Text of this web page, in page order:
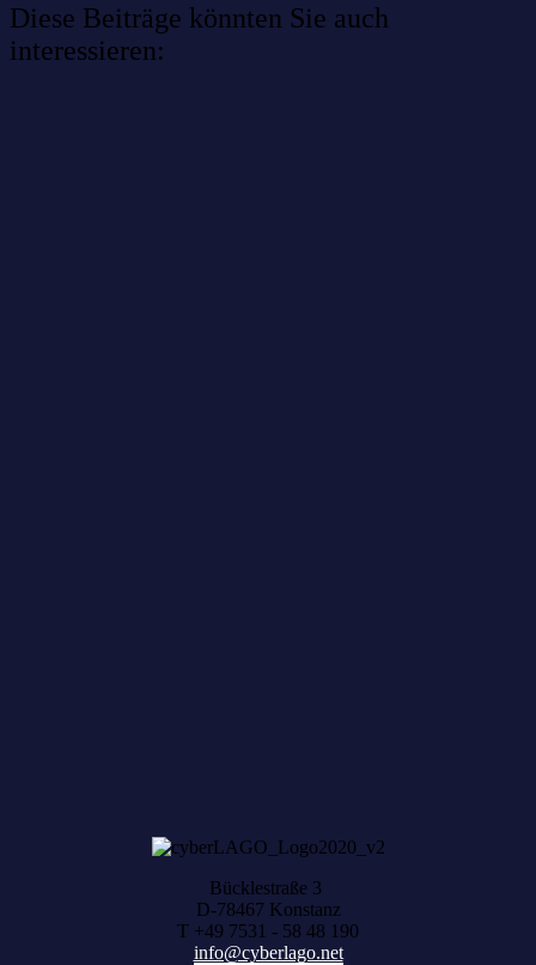
Diese Beiträge könnten Sie auch
interessieren:
Bücklestraße 3
D-78467 Konstanz
T +49 7531 - 58 48 190
info@cyberlago.net